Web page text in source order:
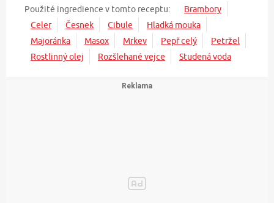
Použité ingredience v tomto receptu:
Brambory
Celer
Česnek Cibule
Hladká mouka
Majoránka
Masox Mrkev Pepř celý
Petržel
Rostlinný olej
Rozšlehané vejce Studená voda